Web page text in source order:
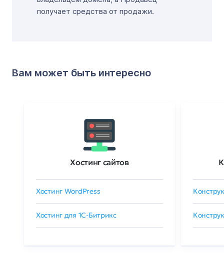
получает средства от продажи.
Вам может быть интересно
Хостинг сайтов
Хостинг WordPress
Хостинг для 1C-Битрикс